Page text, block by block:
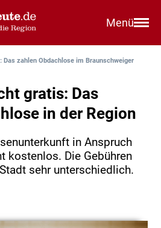
Menü
zahlen Obdachlose im Braunschweiger
gratis: Das
in der Region
in Anspruch
kostenlos. Die Gebühren
sehr unterschiedlich.